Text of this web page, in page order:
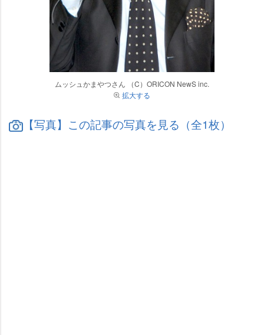
ムッシュかまやつさん （C）ORICON NewS inc.
拡大する
【写真】この記事の写真を見る（全1枚）